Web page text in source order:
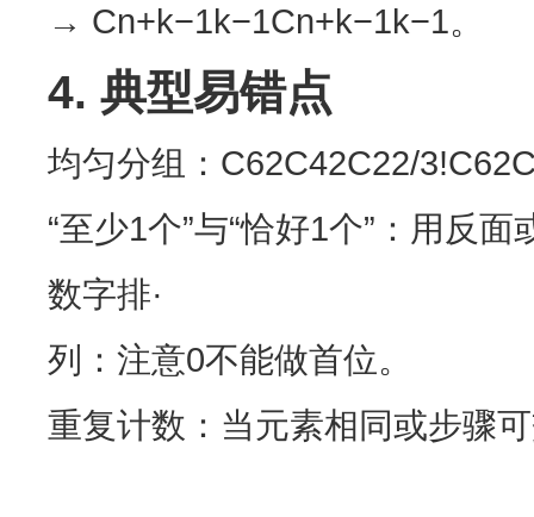
→ Cn+k−1k−1Cn+k−1k−1​。
4. 典型易错点
均匀分组：C62C42C22/
“至少1个”与“恰好1个”：用反
数字排·
列：注意0不能做首位。
重复计数：当元素相同或步骤